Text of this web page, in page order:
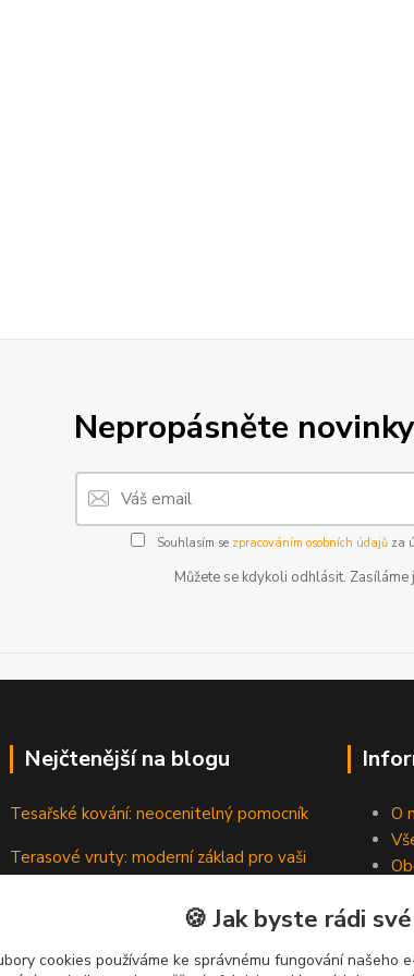
Nepropásněte
Souhlasím se zpracováním osobních údajůza
Můžete se kdykoli odhlásit. Zasíláme
Nejčtenější na blogu
Tesařské kování: neocenitelný pomocník
Terasové vruty: moderní základ pro vaši
Vruty: Nenápadní hrdinové pevných spojů
O
🍪 Jak byste rádi
cookies používáme ke správnému fungování našeho